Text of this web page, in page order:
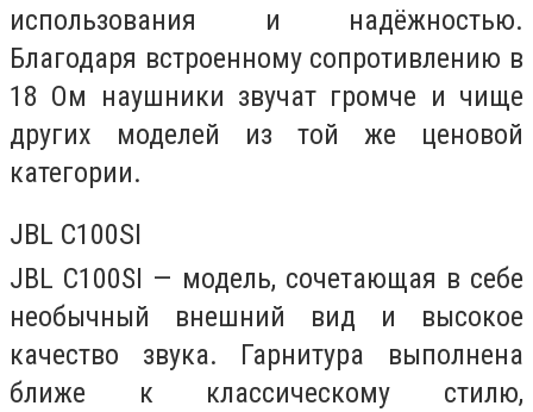
использования и надёжностью.
Благодаря встроенному сопротивлению в
18 Ом наушники звучат громче и чище
других моделей из той же ценовой
категории.
JBL C100SI
JBL C100SI — модель, сочетающая в себе
необычный внешний вид и высокое
качество звука. Гарнитура выполнена
ближе к классическому стилю,